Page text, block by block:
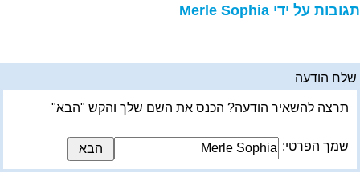
תגובות על ידי Merle Sophia
שלח הודעה
תרצה להשאיר הודעה? הכנס את השם שלך והקש "הבא"
שמך הפרטי: